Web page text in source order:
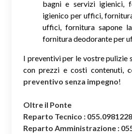
bagni e servizi igienici,
igienico per uffici,
uffici, fornitura sapone
fornitura deodorante per
I preventivi per le vostre pulizie
con prezzi e costi contenuti,
preventivo senza impegno!
Oltre il Ponte
Reparto Tecnico : 055.0981228
Reparto Amministrazione :